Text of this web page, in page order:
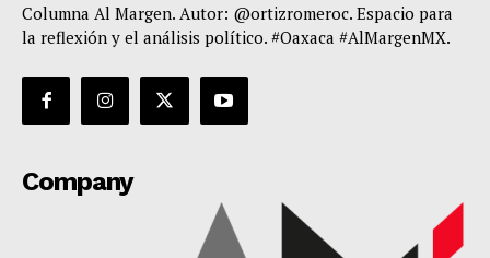
Columna Al Margen. Autor: @ortizromeroc. Espacio para
la reflexión y el análisis político. #Oaxaca #AlMargenMX.
Company